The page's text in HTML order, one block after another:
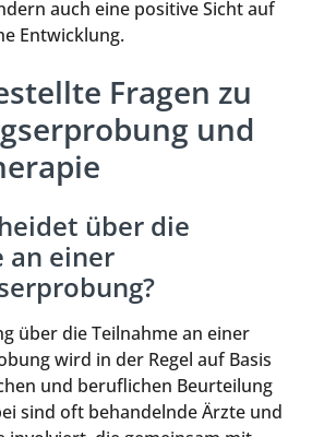
auch eine positive Sicht auf
Entwicklung.
Fragen zu
und
über die
an einer
über die Teilnahme an einer
wird in der Regel auf Basis
und beruflichen Beurteilung
sind oft behandelnde Ärzte und